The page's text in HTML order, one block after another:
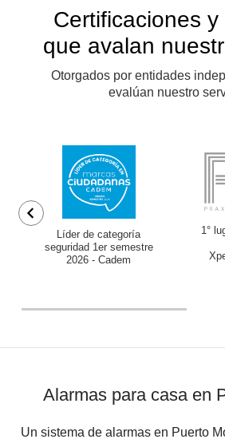
tienen precio.
Certificaciones y
que avalan
Otorgados por entidades
evalúan nuestro
Líder de categoría
seguridad 1er semestre
2026 - Cadem
1°
Alarmas para casa en
Un sistema de alarmas en Puerto